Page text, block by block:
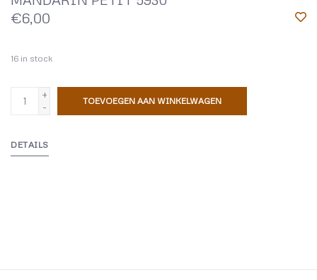
€6,00
16 in stock
+
-
TOEVOEGEN AAN WINKELWAGEN
DETAILS